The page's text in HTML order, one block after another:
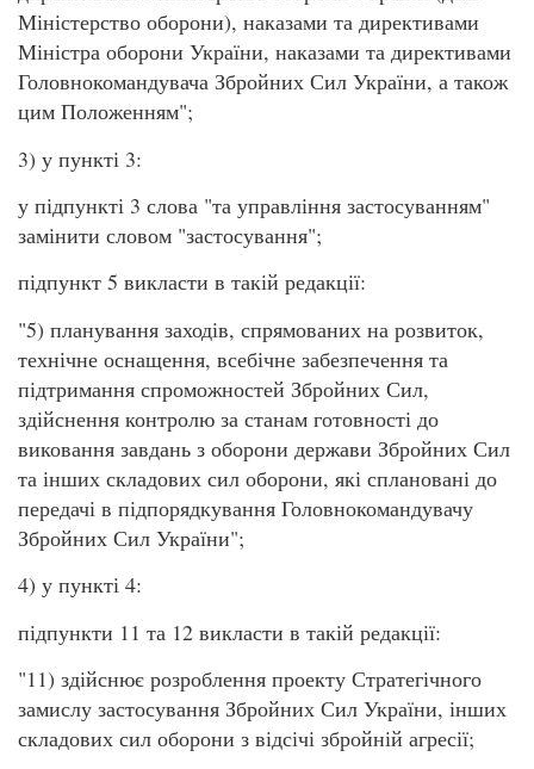
Міністерство оборони), наказами та директивами
Міністра оборони України, наказами та директивами
Головнокомандувача Збройних Сил України, а також
цим Положенням";
3) у пункті 3:
у підпункті 3 слова "та управління застосуванням"
замінити словом "застосування";
підпункт 5 викласти в такій редакції:
"5) планування заходів, спрямованих на розвиток,
технічне оснащення, всебічне забезпечення та
підтримання спроможностей Збройних Сил,
здійснення контролю за станам готовності до
виковання завдань з оборони держави Збройних Сил
та інших складових сил оборони, які сплановані до
передачі в підпорядкування Головнокомандувачу
Збройних Сил України";
4) у пункті 4:
підпункти 11 та 12 викласти в такій редакції:
"11) здійснює розроблення проекту Стратегічного
замислу застосування Збройних Сил України, інших
складових сил оборони з відсічі збройній агресії;